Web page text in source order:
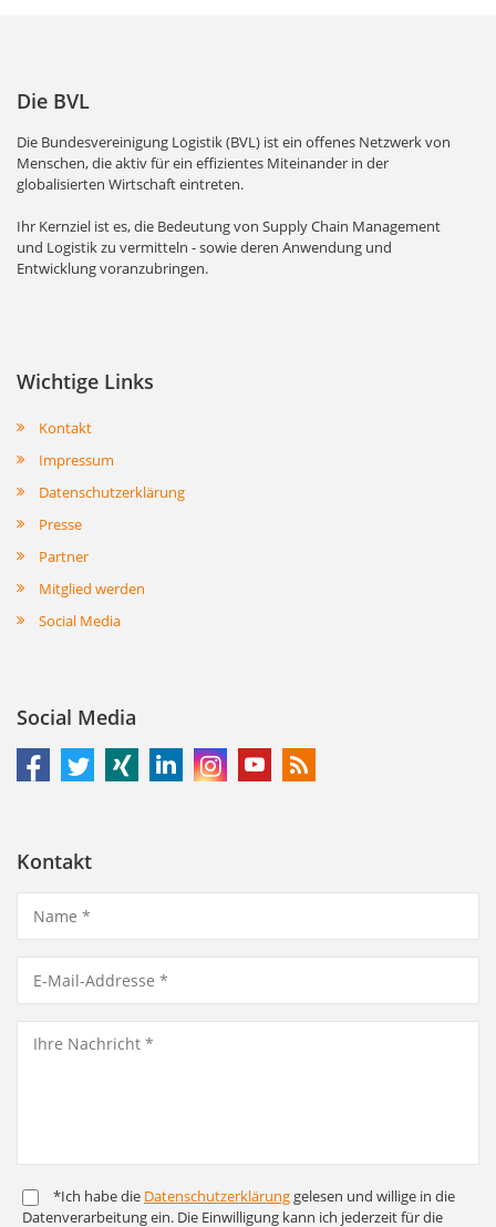
Die BVL
Die Bundesvereinigung Logistik (BVL) ist ein offenes Netzwerk von
Menschen, die aktiv für ein effizientes Miteinander in der
globalisierten Wirtschaft eintreten.
Ihr Kernziel ist es, die Bedeutung von Supply Chain Management
und Logistik zu vermitteln - sowie deren Anwendung und
Entwicklung voranzubringen.
Wichtige Links
Kontakt
Impressum
Datenschutzerklärung
Presse
Partner
Mitglied werden
Social Media
Social Media
Kontakt
*Ich habe die Daten­schutz­er­klärunggelesen und willige in die
Daten­ver­arbeitung ein. Die Ein­willigung kann ich jederzeit für die